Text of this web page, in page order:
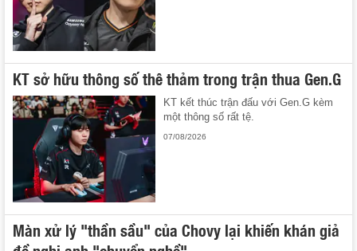
KT sở hữu thông số thê thảm trong trận thua Gen.G
KT kết thúc trận đấu với Gen.G kèm
một thông số rất tệ.
07/08/2026
Màn xử lý "thần sầu" của Chovy lại khiến khán giả